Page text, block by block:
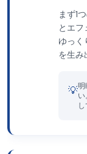
まず1
とエ
ゆっく
を生み
💡明